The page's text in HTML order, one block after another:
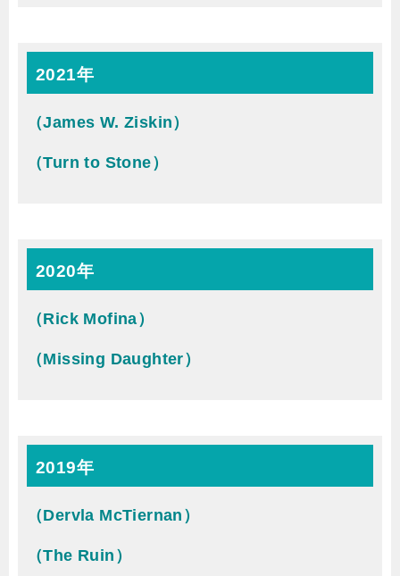
2021年
（James W. Ziskin）
（Turn to Stone）
2020年
（Rick Mofina）
（Missing Daughter）
2019年
（Dervla McTiernan）
（The Ruin）